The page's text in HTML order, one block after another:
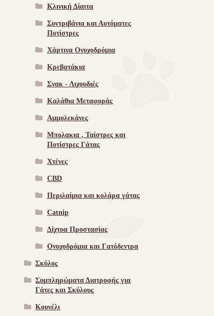
Κλινική Δίαιτα
Συντριβάνια και Αυτόματες
Ποτίστρες
Χάρτινα Ονυχοδρόμια
Κρεβατάκια
Σνακ - Λιχουδιές
Καλάθια Μεταφοράς
Αμμολεκάνες
Μπολακια , Ταίστρες και
Ποτίστρες Γάτας
Χτένες
CBD
Περιλαίμια και κολάρα γάτας
Catnip
Δίχτυα Προστασίας
Ονυχοδρόμια και Γατόδεντρα
Σκύλος
Συμπληρώματα Διατροφής για
Γάτες και Σκύλους
Κουνέλι